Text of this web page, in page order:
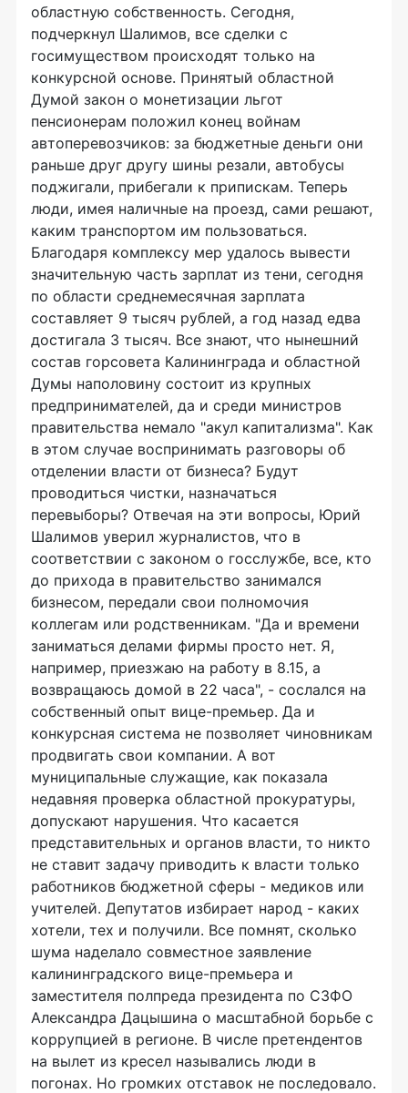
областную собственность. Сегодня,
подчеркнул Шалимов, все сделки с
госимуществом происходят только на
конкурсной основе. Принятый областной
Думой закон о монетизации льгот
пенсионерам положил конец войнам
автоперевозчиков: за бюджетные деньги они
раньше друг другу шины резали, автобусы
поджигали, прибегали к припискам. Теперь
люди, имея наличные на проезд, сами решают,
каким транспортом им пользоваться.
Благодаря комплексу мер удалось вывести
значительную часть зарплат из тени, сегодня
по области среднемесячная зарплата
составляет 9 тысяч рублей, а год назад едва
достигала 3 тысяч. Все знают, что нынешний
состав горсовета Калининграда и областной
Думы наполовину состоит из крупных
предпринимателей, да и среди министров
правительства немало "акул капитализма". Как
в этом случае воспринимать разговоры об
отделении власти от бизнеса? Будут
проводиться чистки, назначаться
перевыборы? Отвечая на эти вопросы, Юрий
Шалимов уверил журналистов, что в
соответствии с законом о госслужбе, все, кто
до прихода в правительство занимался
бизнесом, передали свои полномочия
коллегам или родственникам. "Да и времени
заниматься делами фирмы просто нет. Я,
например, приезжаю на работу в 8.15, а
возвращаюсь домой в 22 часа", - сослался на
собственный опыт вице-премьер. Да и
конкурсная система не позволяет чиновникам
продвигать свои компании. А вот
муниципальные служащие, как показала
недавняя проверка областной прокуратуры,
допускают нарушения. Что касается
представительных и органов власти, то никто
не ставит задачу приводить к власти только
работников бюджетной сферы - медиков или
учителей. Депутатов избирает народ - каких
хотели, тех и получили. Все помнят, сколько
шума наделало совместное заявление
калининградского вице-премьера и
заместителя полпреда президента по СЗФО
Александра Дацышина о масштабной борьбе с
коррупцией в регионе. В числе претендентов
на вылет из кресел назывались люди в
погонах. Но громких отставок не последовало.